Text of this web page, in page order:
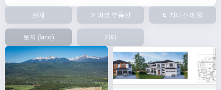
전체 커머셜 부동산 비지니스 매물
토지 (land) 기타